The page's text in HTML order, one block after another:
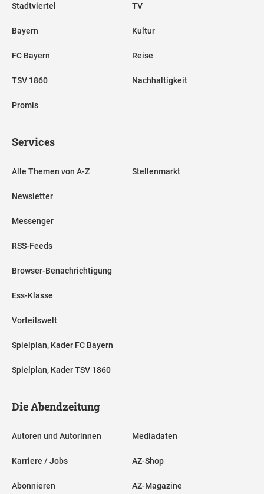
Stadtviertel
Bayern
FC Bayern
TSV 1860
Promis
TV
Kultur
Reise
Nachhaltigkeit
Services
Alle Themen von A-Z
Newsletter
Messenger
RSS-Feeds
Browser-Benachrichtigung
Ess-Klasse
Vorteilswelt
Spielplan, Kader FC Bayern
Spielplan, Kader TSV 1860
Stellenmarkt
Die Abendzeitung
Autoren und Autorinnen
Karriere / Jobs
Abonnieren
Mediadaten
AZ-Shop
AZ-Magazine